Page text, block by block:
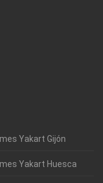
Yakart Gijón
Yakart Huesca